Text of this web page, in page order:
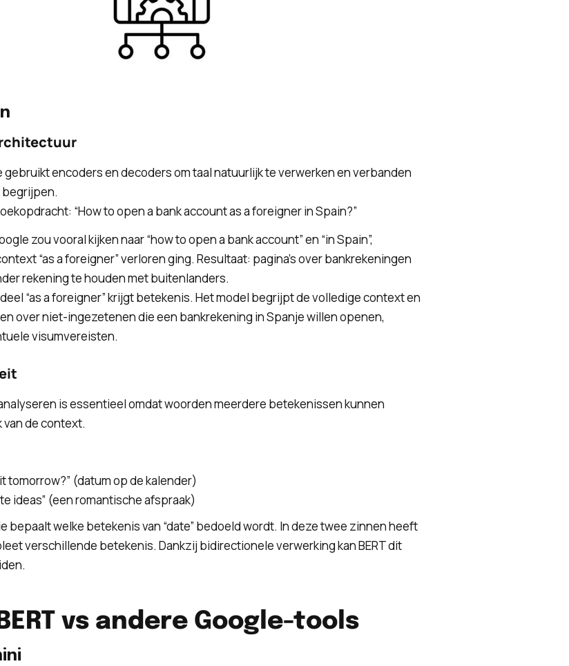
gebruikt encoders en decoders om taal natuurlijk te verwerken en verbanden
“How to open a bank account as a foreigner in Spain?”
zou vooral kijken naar “how to open a bank account” en “in Spain”,
“as a foreigner” verloren ging. Resultaat: pagina’s over bankrekeningen
rekening te houden met buitenlanders.
“as a foreigner” krijgt betekenis. Het model begrijpt de volledige context en
over niet-ingezetenen die een bankrekening in Spanje willen openen,
visumvereisten.
is essentieel omdat woorden meerdere betekenissen kunnen
de context.
tomorrow?” (datum op de kalender)
ideas” (een romantische afspraak)
bepaalt welke betekenis van “date” bedoeld wordt. In deze twee zinnen heeft
verschillende betekenis. Dankzij bidirectionele verwerking kan BERT dit
vs andere Google-tools